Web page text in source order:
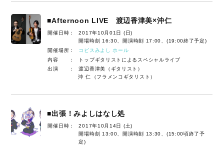
■Afternoon LIVE 渡辺香津美×沖仁
開催日時：
2017年10月01日 (日)
開場時刻 16:30、開演時刻 17:00、(19:00終了予定)
開催場所：
コピスみよし ホール
内容 ：
トップギタリストによるスペシャルライブ
出演 ：
渡辺香津美（ギタリスト）
沖 仁（フラメンコギタリスト）
■出張！みよしはなし処
開催日時：
2017年10月14日 (土)
開場時刻 13:00、開演時刻 13:30、(15:00頃終了予
定)